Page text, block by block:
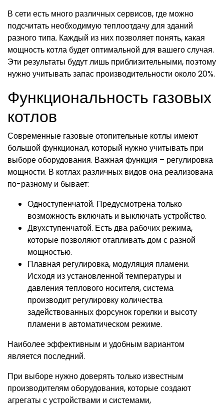
В сети есть много различных сервисов, где можно
подсчитать необходимую теплоотдачу для зданий
разного типа. Каждый из них позволяет понять, какая
мощность котла будет оптимальной для вашего случая.
Эти результаты будут лишь приблизительными, поэтому
нужно учитывать запас производительности около 20%.
Функциональность газовых
котлов
Современные газовые отопительные котлы имеют
большой функционал, который нужно учитывать при
выборе оборудования. Важная функция – регулировка
мощности. В котлах различных видов она реализована
по-разному и бывает:
Одноступенчатой. Предусмотрена только
возможность включать и выключать устройство.
Двухступенчатой. Есть два рабочих режима,
которые позволяют отапливать дом с разной
мощностью.
Плавная регулировка, модуляция пламени.
Исходя из установленной температуры и
давления теплового носителя, система
производит регулировку количества
задействованных форсунок горелки и высоту
пламени в автоматическом режиме.
Наиболее эффективным и удобным вариантом
является последний.
При выборе нужно доверять только известным
производителям оборудования, которые создают
агрегаты с устройствами и системами,